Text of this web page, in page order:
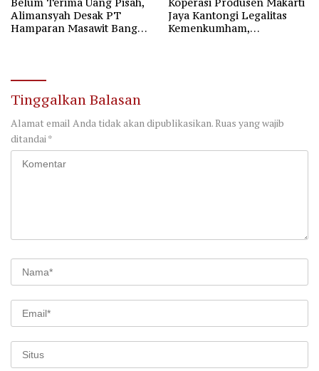
Alimansyah Desak PT
Hamparan Masawit Bangun
Jaya Kantongi Legalitas
Kemenkumham,
Tinggalkan Balasan
Alamat email Anda tidak akan dipublikasikan.Ruas yang wajib
ditandai *